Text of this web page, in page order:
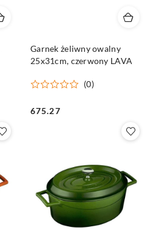
Garnek żeliwny owalny
25x31cm, czerwony LAVA
(0)
Cena:
675.27